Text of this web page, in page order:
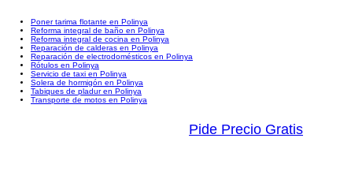
Poner tarima flotante en Polinya
Reforma integral de baño en Polinya
Reforma integral de cocina en Polinya
Reparación de calderas en Polinya
Reparación de electrodomésticos en Polinya
Rótulos en Polinya
Servicio de taxi en Polinya
Solera de hormigón en Polinya
Tabiques de pladur en Polinya
Transporte de motos en Polinya
Pide Precio Gratis